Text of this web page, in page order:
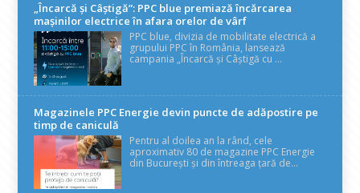
„Încarcă și Câștigă”: PPC blue premiază încărcarea
mașinilor electrice în afara orelor de vârf
PPC blue, divizia de mobilitate electrică a
grupului PPC în România, lansează
campania „Încarcă și Câștigă cu ...
Magazinele PPC Energie devin puncte de adăpostire pe
timp de caniculă
Pentru al doilea an la rând, cele
aproximativ 80 de magazine PPC Energie
din București și din întreaga țară de...